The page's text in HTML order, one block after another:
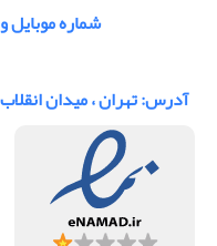
شماره موبایل و
آدرس: تهران ، میدان